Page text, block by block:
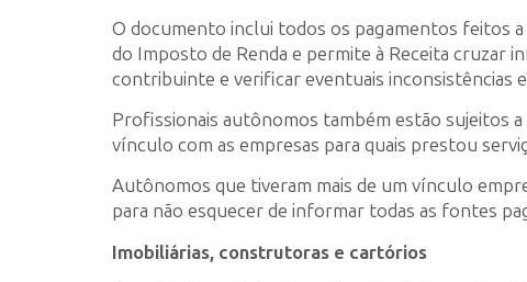
O documento inclui todos os pagamentos feitos
do Imposto de Renda e permite à Receita cruzar
contribuinte e verificar eventuais inconsistências
Profissionais autônomos também estão sujeitos
vínculo com as empresas para quais prestou
Autônomos que tiveram mais de um vínculo
para não esquecer de informar todas as fontes
Imobiliárias, construtoras e cartórios